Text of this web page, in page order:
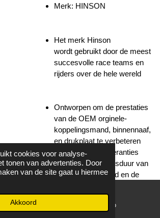
cookies voor analyse-
tonen van advertenties. Door
van de site gaat u hiermee
Akkoord
Merk: HINSON
Het merk Hinson
wordt gebruikt door de meest
succesvolle race teams en
rijders over de hele wereld
Ontworpen om de prestaties
van de OEM orginele-
koppelingsmand, binnennaaf,
en drukplaat te verbeteren
Hoge productietoleranties
waardoor de levensduur van
de koppelingsmand en de
Gemaakt in de VS en Japan
met materialen van de
WhatsApp